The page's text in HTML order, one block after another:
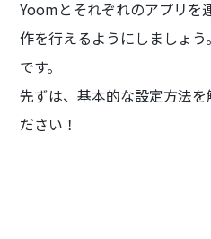
Yoomとそれぞれのアプリを
作を行えるようにしましょ
です。
先ずは、基本的な設定方法
ださい！